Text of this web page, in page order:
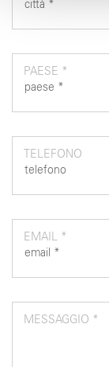
con altre
PAESE *
TELEFONO
EMAIL *
MESSAGGIO *